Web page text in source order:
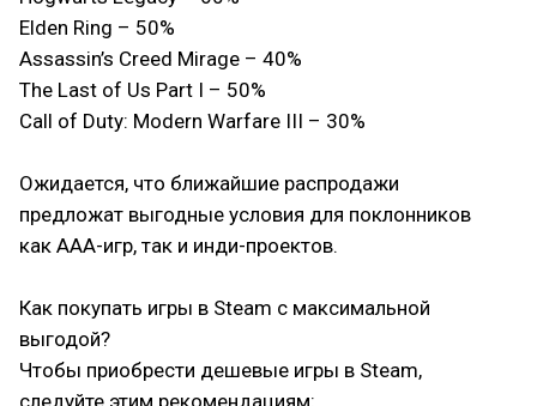
Elden Ring – 50%
Assassin’s Creed Mirage – 40%
The Last of Us Part I – 50%
Call of Duty: Modern Warfare III – 30%
Ожидается, что ближайшие распродажи
предложат выгодные условия для поклонников
как ААА-игр, так и инди-проектов.
Как покупать игры в Steam с максимальной
выгодой?
Чтобы приобрести дешевые игры в Steam,
следуйте этим рекомендациям: